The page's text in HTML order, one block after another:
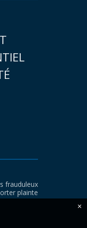
frauduleux
plainte
×